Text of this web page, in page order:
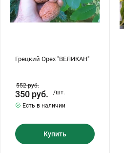
Грецкий Орех "ВЕЛИКАН"
552руб.
350 руб.
/шт.
Есть в наличии
Купить